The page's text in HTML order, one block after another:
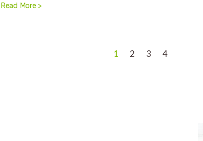
Read More >
1 2 3 4